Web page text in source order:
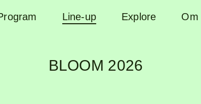
Line-up Explore Om
BLOOM 2026